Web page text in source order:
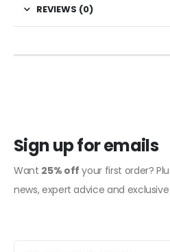
REVIEWS (0)
Sign up for emails
Want 25% off your first order?
news, expert advice and